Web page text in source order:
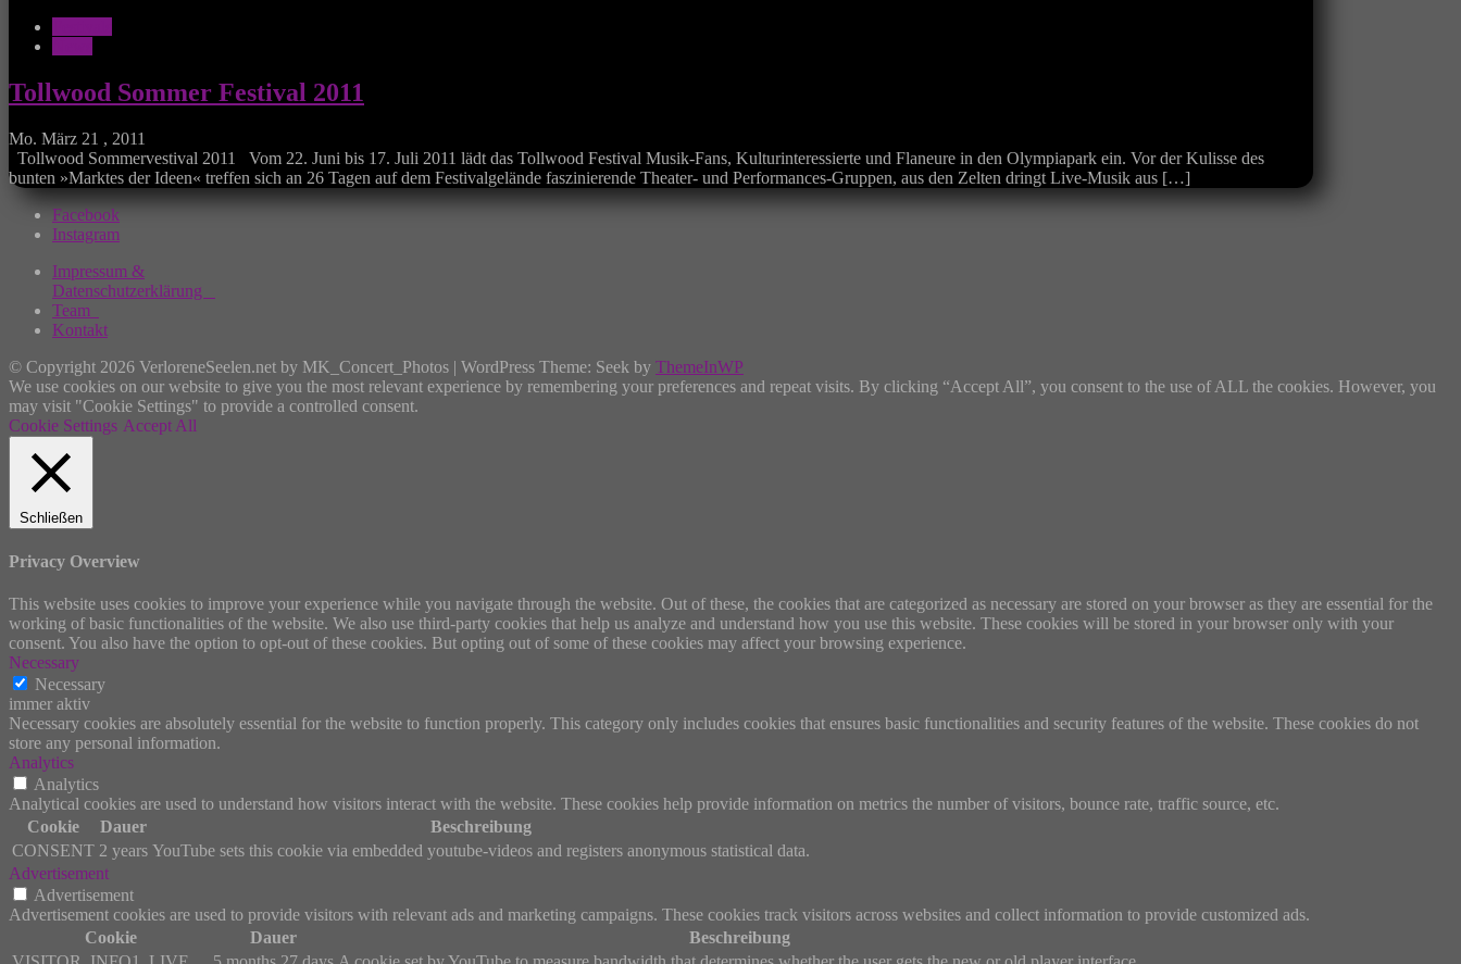
Tollwood Sommer Festival 2011
Mo. März 21 , 2011
Tollwood Sommervestival 2011 Vom 22. Juni bis 17. Juli 2011 lädt das Tollwood Festival Musik-Fans, Kulturinteressierte und Flaneure in den Olympiapark ein. Vor der Kulisse des
bunten »Marktes der Ideen« treffen sich an 26 Tagen auf dem Festivalgelände faszinierende Theater- und Performances-Gruppen, aus den Zelten dringt Live-Musik aus […]
Facebook
Instagram
Impressum &
Datenschutzerklärung
Team
Kontakt
© Copyright 2026 VerloreneSeelen.net by MK_Concert_Photos | WordPress Theme: Seek by ThemeInWP
We use cookies on our website to give you the most relevant experience by remembering your preferences and repeat visits. By clicking “Accept All”, you consent to the use of ALL the cookies. However, you
may visit "Cookie Settings" to provide a controlled consent.
Cookie Settings Accept All
Schließen
Privacy Overview
This website uses cookies to improve your experience while you navigate through the website. Out of these, the cookies that are categorized as necessary are stored on your browser as they are essential for the
working of basic functionalities of the website. We also use third-party cookies that help us analyze and understand how you use this website. These cookies will be stored in your browser only with your
consent. You also have the option to opt-out of these cookies. But opting out of some of these cookies may affect your browsing experience.
Necessary
Necessary
immer aktiv
Necessary cookies are absolutely essential for the website to function properly. This category only includes cookies that ensures basic functionalities and security features of the website. These cookies do not
store any personal information.
Analytics
Analytics
Analytical cookies are used to understand how visitors interact with the website. These cookies help provide information on metrics the number of visitors, bounce rate, traffic source, etc.
Cookie
Dauer
Beschreibung
CONSENT 2 years YouTube sets this cookie via embedded youtube-videos and registers anonymous statistical data.
Advertisement
Advertisement
Advertisement cookies are used to provide visitors with relevant ads and marketing campaigns. These cookies track visitors across websites and collect information to provide customized ads.
Cookie
Dauer
Beschreibung